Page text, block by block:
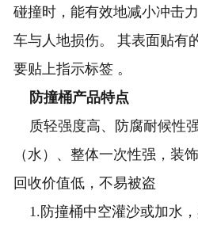
碰撞时，能有效地减小冲击
车与人地损伤。 其表面贴有
要贴上指示标签 。
防撞桶产品特点
质轻强度高、防腐耐候性
（水）、整体一次性强，装
回收价值低，不易被盗
1.防撞桶中空灌沙或加水